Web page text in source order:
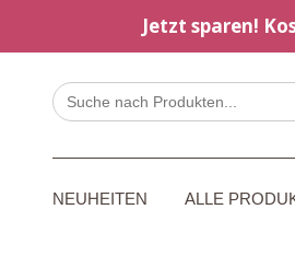
Jetzt sparen!
Search
for:
NEUHEITEN ALLE